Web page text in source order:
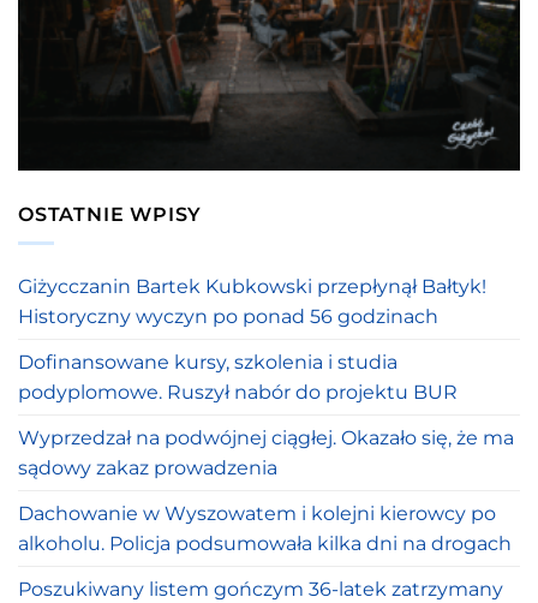
OSTATNIE WPISY
Giżycczanin Bartek Kubkowski przepłynął Bałtyk!
Historyczny wyczyn po ponad 56 godzinach
Dofinansowane kursy, szkolenia i studia
podyplomowe. Ruszył nabór do projektu BUR
Wyprzedzał na podwójnej ciągłej. Okazało się, że ma
sądowy zakaz prowadzenia
Dachowanie w Wyszowatem i kolejni kierowcy po
alkoholu. Policja podsumowała kilka dni na drogach
Poszukiwany listem gończym 36-latek zatrzymany